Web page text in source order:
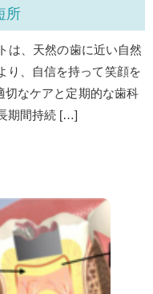
所
は、天然の歯に近い自然
り、自信を持って笑顔を
切なケアと定期的な歯科
期間持続 […]